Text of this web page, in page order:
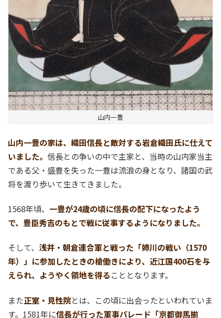
山内一豊
山内一豊の家は、織田信長と敵対する岩倉織田氏に仕えて
いました。 信長との争いの中で主家と、当時の山内家当主
である父・盛豊を失った一豊は流浪の身となり、諸国の武
将を渡り歩いて生きてきました。
1568年頃、 一豊が24歳の頃に信長の配下になったよう
で、豊臣秀吉のもとで戦に従事するようになりました。
そして、 浅井・朝倉連合軍と戦った「姉川の戦い（1570
年）」に参加したときの槍働きにより、近江国400石を与
えられ、ようやく領地を得る こととなります。
また正室・見性院とは、この頃に出会ったといわれていま
す。1581年に信長が行った軍事パレード「京都御馬揃